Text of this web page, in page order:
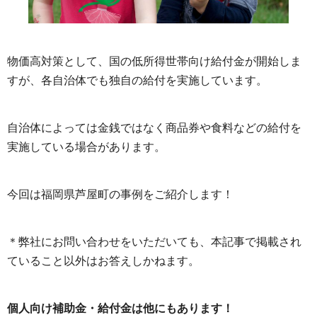
物価高対策として、国の低所得世帯向け給付金が開始しま
すが、各自治体でも独自の給付を実施しています。
自治体によっては金銭ではなく商品券や食料などの給付を
実施している場合があります。
今回は福岡県芦屋町の事例をご紹介します！
＊弊社にお問い合わせをいただいても、本記事で掲載され
ていること以外はお答えしかねます。
個人向け補助金・給付金は他にもあります！